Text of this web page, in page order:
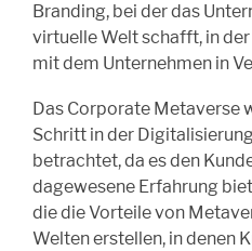
Branding, bei der das
virtuelle Welt schafft, in
mit dem Unternehmen in
Das Corporate Metaverse
Schritt in der
betrachtet, da es den
dagewesene Erfahrung
die die Vorteile von
Welten erstellen, in denen